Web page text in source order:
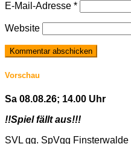
E-Mail-Adresse *
Website
Vorschau
Sa 08.08.26; 14.00 Uhr
!!Spiel fällt aus!!!
SVL gg. SpVgg Finsterwalde